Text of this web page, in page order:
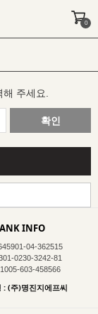
0
주세요.
확인
INFO
04-362515
0230-3242-81
603-458566
: (주)명진지에프씨